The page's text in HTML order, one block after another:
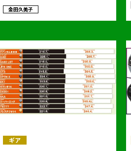
金田久美子
ギア